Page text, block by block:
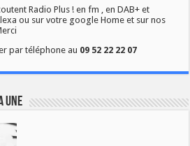
Radio Plus ! en fm , en DAB+ et
ou sur votre google Home et sur nos
par téléphone au 09 52 22 22 07
une